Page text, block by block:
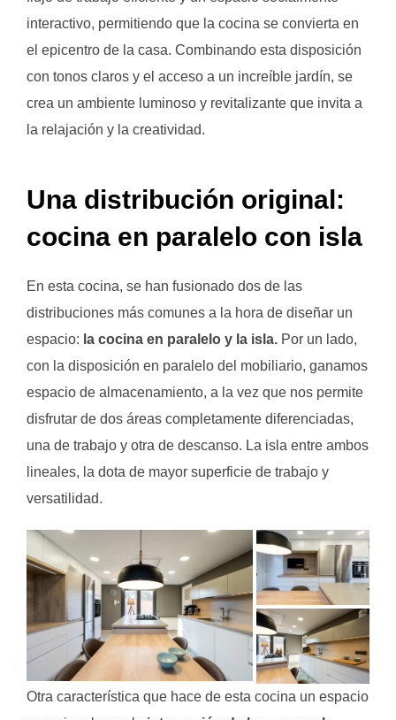
interactivo, permitiendo que la cocina se convierta en
el epicentro de la casa. Combinando esta disposición
con tonos claros y el acceso a un increíble jardín, se
crea un ambiente luminoso y revitalizante que invita a
la relajación y la creatividad.
Una distribución original:
cocina en paralelo con isla
En esta cocina, se han fusionado dos de las
distribuciones más comunes a la hora de diseñar un
espacio: la cocina en paralelo y la isla. Por un lado,
con la disposición en paralelo del mobiliario, ganamos
espacio de almacenamiento, a la vez que nos permite
disfrutar de dos áreas completamente diferenciadas,
una de trabajo y otra de descanso. La isla entre ambos
lineales, la dota de mayor superficie de trabajo y
versatilidad.
Otra característica que hace de esta cocina un espacio